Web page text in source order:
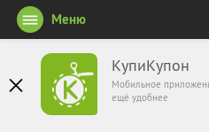
КупиКупон
Мобильное
ещё удобнее
Меню